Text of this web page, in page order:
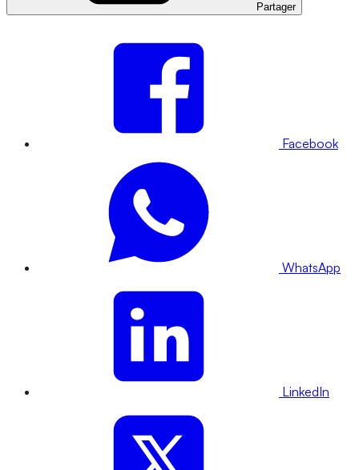
Partager
Facebook
WhatsApp
LinkedIn